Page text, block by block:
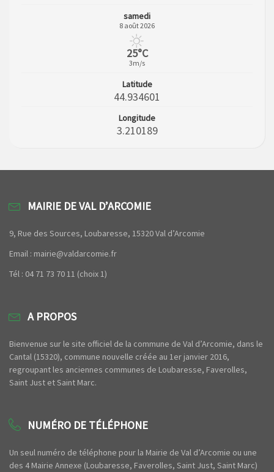
samedi
8 août 2026
25°C
3m/s
Latitude
44.934601
Longitude
3.210189
MAIRIE DE VAL D’ARCOMIE
9, Rue des Sources, Loubaresse, 15320 Val d’Arcomie
Email : mairie@valdarcomie.fr
Tél : 04 71 73 70 11 (choix 1)
A PROPOS
Bienvenue sur le site officiel de la commune de Val d’Arcomie, dans le
Cantal (15320), commune nouvelle créée au 1er janvier 2016,
regroupant les anciennes communes de Loubaresse, Faverolles,
Saint Just et Saint Marc.
NUMÉRO DE TÉLÉPHONE
Un seul numéro de téléphone pour la Mairie de Val d’Arcomie ou une
des 4 Mairie Annexe (Loubaresse, Faverolles, Saint Just, Saint Marc)